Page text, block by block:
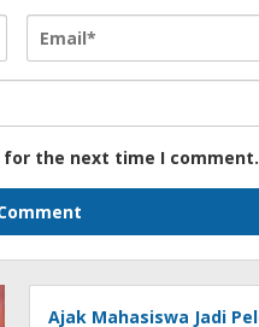
for the next time I comment.
Ajak Mahasiswa Jadi